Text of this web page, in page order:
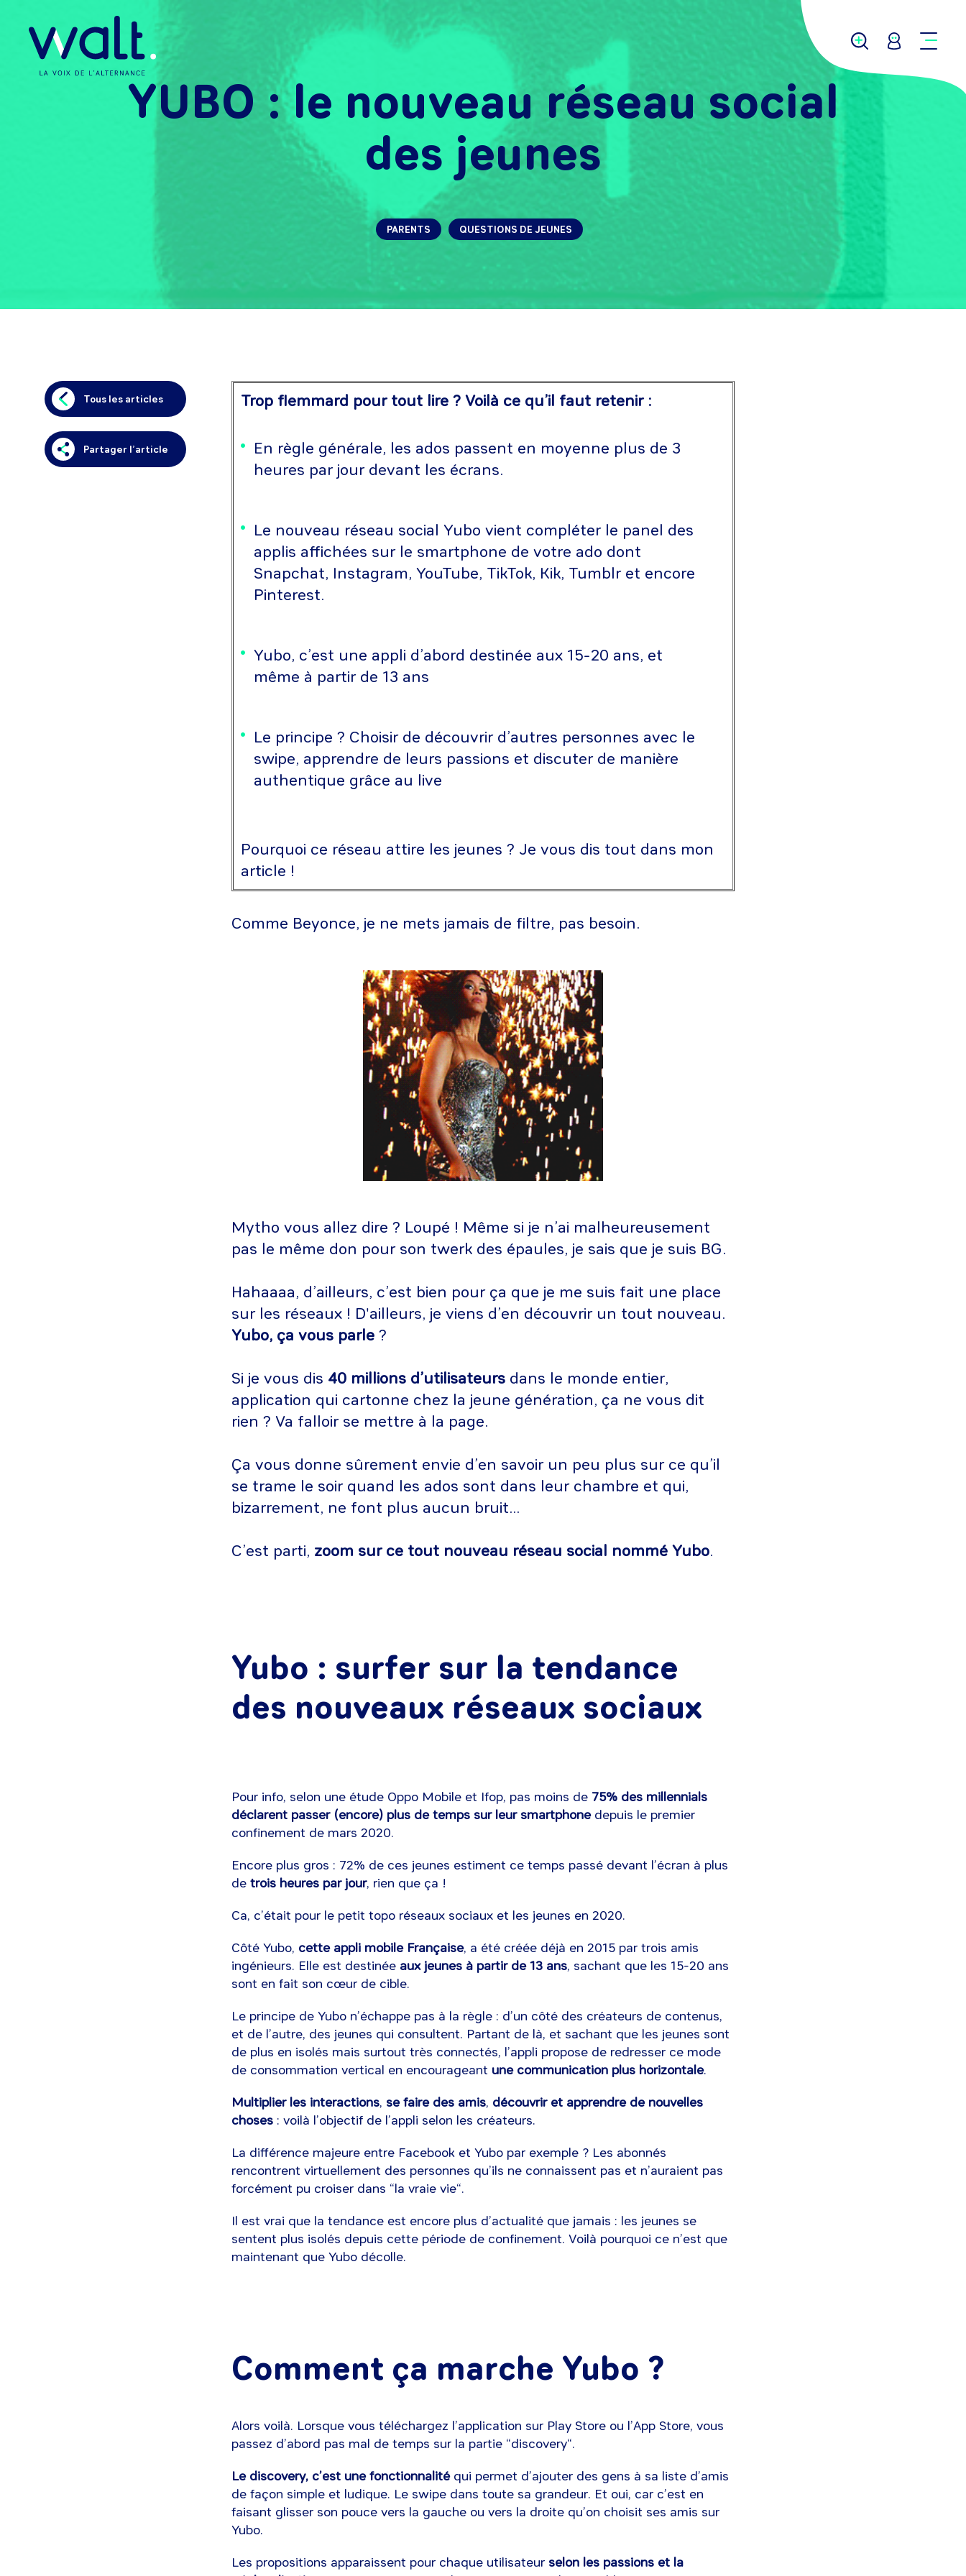
YUBO : le nouveau réseau social
des jeunes
PARENTS QUESTIONS DE JEUNES
Tous les articles
Partager l’article
Trop flemmard pour tout lire ? Voilà ce qu’il faut retenir :
En règle générale, les ados passent en moyenne plus de 3
heures par jour devant les écrans.
Le nouveau réseau social Yubo vient compléter le panel des
applis affichées sur le smartphone de votre ado dont
Snapchat, Instagram, YouTube, TikTok, Kik, Tumblr et encore
Pinterest.
Yubo, c’est une appli d’abord destinée aux 15-20 ans, et
même à partir de 13 ans
Le principe ? Choisir de découvrir d’autres personnes avec le
swipe, apprendre de leurs passions et discuter de manière
authentique grâce au live
Pourquoi ce réseau attire les jeunes ? Je vous dis tout dans mon
article !
Comme Beyonce, je ne mets jamais de filtre, pas besoin.
Mytho vous allez dire ? Loupé ! Même si je n’ai malheureusement
pas le même don pour son twerk des épaules, je sais que je suis BG.
Hahaaaa, d’ailleurs, c’est bien pour ça que je me suis fait une place
sur les réseaux ! D'ailleurs, je viens d’en découvrir un tout nouveau.
Yubo, ça vous parle ?
Si je vous dis 40 millions d’utilisateurs dans le monde entier,
application qui cartonne chez la jeune génération, ça ne vous dit
rien ? Va falloir se mettre à la page.
Ça vous donne sûrement envie d’en savoir un peu plus sur ce qu’il
se trame le soir quand les ados sont dans leur chambre et qui,
bizarrement, ne font plus aucun bruit...
C’est parti, zoom sur ce tout nouveau réseau social nommé Yubo.
Yubo : surfer sur la tendance
des nouveaux réseaux sociaux
Pour info, selon une étude Oppo Mobile et Ifop, pas moins de 75% des millennials
déclarent passer (encore) plus de temps sur leur smartphonedepuis le premier
confinement de mars 2020.
Encore plus gros : 72% de ces jeunes estiment ce temps passé devant l’écran à plus
de trois heures par jour, rien que ça !
Ca, c’était pour le petit topo réseaux sociaux et les jeunes en 2020.
Côté Yubo, cette appli mobile Française, a été créée déjà en 2015 par trois amis
ingénieurs. Elle est destinée aux jeunes à partir de 13 ans, sachant que les 15-20 ans
sont en fait son cœur de cible.
Le principe de Yubo n’échappe pas à la règle : d’un côté des créateurs de contenus,
et de l’autre, des jeunes qui consultent. Partant de là, et sachant que les jeunes sont
de plus en isolés mais surtout très connectés, l’appli propose de redresser ce mode
de consommation vertical en encourageant une communication plus horizontale.
Multiplier les interactions, se faire des amis, découvrir et apprendre de nouvelles
choses : voilà l’objectif de l’appli selon les créateurs.
La différence majeure entre Facebook et Yubo par exemple ? Les abonnés
rencontrent virtuellement des personnes qu’ils ne connaissent pas et n’auraient pas
forcément pu croiser dans “la vraie vie“.
Il est vrai que la tendance est encore plus d’actualité que jamais : les jeunes se
sentent plus isolés depuis cette période de confinement. Voilà pourquoi ce n’est que
maintenant que Yubo décolle.
Comment ça marche Yubo ?
Alors voilà. Lorsque vous téléchargez l’application sur Play Store ou l’App Store, vous
passez d’abord pas mal de temps sur la partie “discovery“.
Le discovery, c’est une fonctionnalité qui permet d’ajouter des gens à sa liste d’amis
de façon simple et ludique. Le swipe dans toute sa grandeur. Et oui, car c’est en
faisant glisser son pouce vers la gauche ou vers la droite qu’on choisit ses amis sur
Yubo.
Les propositions apparaissent pour chaque utilisateur selon les passions et la